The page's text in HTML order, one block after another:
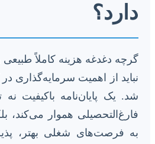
دارد؟
گرچه دغدغه هزینه کاملاً
نباید از اهمیت سرمایه‌گذاری
شد. یک پایان‌نامه باکیفیت نه
فارغ‌التحصیلی هموار می‌کند،
به فرصت‌های شغلی بهتر،